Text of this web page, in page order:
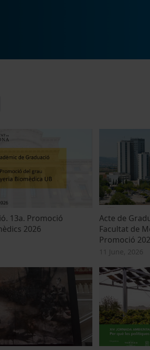
13a. Promoció
2026
Acte de
Facultat de
Promoció
11 June, 2026